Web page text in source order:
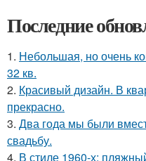
Последние
1. Небольшая, но очень
32 кв.
2. Красивый дизайн. В
прекрасно.
3. Два года мы были
свадьбу.
4. В стиле 1960-х: